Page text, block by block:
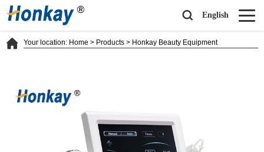
English
Your location: Home > Products > Honkay Beauty Equipment